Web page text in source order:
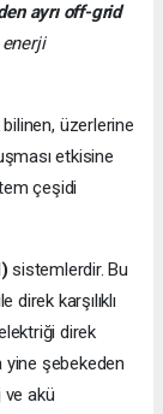
ayrı off-grid
üzerlerine
etkisine
çeşidi
sistemlerdir. Bu
karşılıklı
direk
yine şebekeden
ve akü